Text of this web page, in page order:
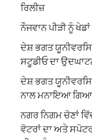
ਰਿਲੀਜ਼
ਨੌਜਵਾਨ ਪੀੜੀ ਨੂੰ
ਦੇਸ਼ ਭਗਤ
ਸਟੂਡੀਓ ਦਾ
ਦੇਸ਼ ਭਗਤ
ਨਾਲ ਮਨਾਇਆ ਗਿਆ
ਨਗਰ ਨਿਗਮ ਚੋਣਾਂ
ਵੋਟਰਾਂ ਦਾ ਅਤੇ